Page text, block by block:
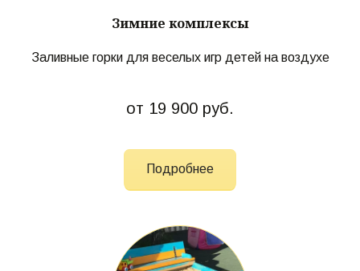
Зимние комплексы
Заливные горки для веселых игр детей на воздухе
от 19 900 руб.
Подробнее